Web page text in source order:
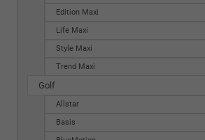
Edition Maxi
Life Maxi
Style Maxi
Trend Maxi
Golf
Allstar
Basis